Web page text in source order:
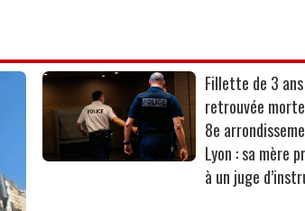
Fillette de 3 ans
retrouvée
8e
Lyon : sa mère
à un juge